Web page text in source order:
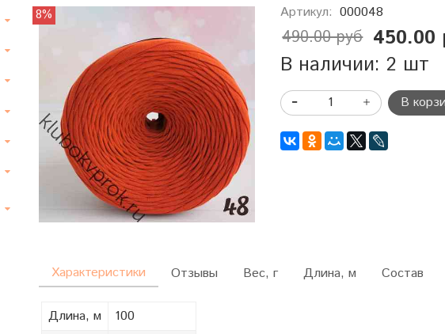
8% Артикул: 000048
490.00 руб 450.00
В наличии: 2 шт
В
Характеристики
Длина, м
100
Отзывы Вес, г Длина, м Состав